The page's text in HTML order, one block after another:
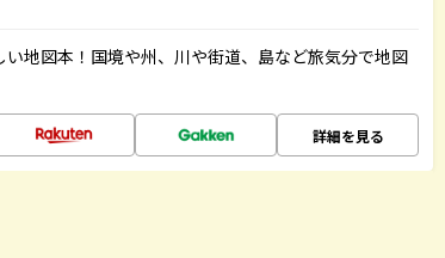
地図本！国境や州、川や街道、島など旅気分で地図
詳細を見る